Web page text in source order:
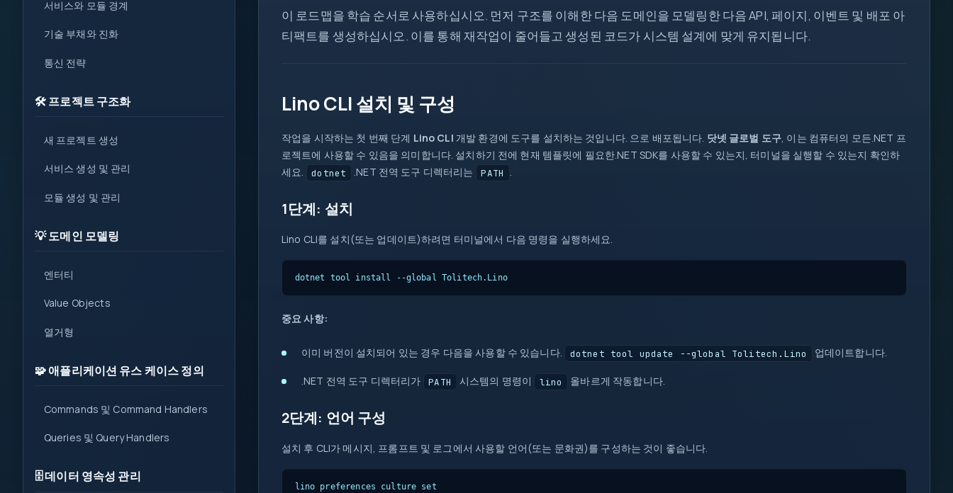
var
?.
Task
id
try
?
await
[]
new
fn
if
log
서비스와 모듈 경계
기술 부채와 진화
통신 전략
🛠️ 프로젝트 구조화
새 프로젝트 생성
서비스 생성 및 관리
모듈 생성 및 관리
💡 도메인 모델링
엔터티
Value Objects
열거형
🧩 애플리케이션 유스 케이스 정의
Commands 및 Command Handlers
Queries 및 Query Handlers
🗄️ 데이터 영속성 관리
이 로드맵을 학습 순서로 사용하십시오. 먼저 구조를 이해한 다음 도메인을 모델링한 다음 API, 페이지, 이벤트 및 배포 아
티팩트를 생성하십시오. 이를 통해 재작업이 줄어들고 생성된 코드가 시스템 설계에 맞게 유지됩니다.
Lino CLI 설치 및 구성
작업을 시작하는 첫 번째 단계 Lino CLI 개발 환경에 도구를 설치하는 것입니다. 으로 배포됩니다. 닷넷 글로벌 도구, 이는 컴퓨터의 모든.NET 프
로젝트에 사용할 수 있음을 의미합니다. 설치하기 전에 현재 템플릿에 필요한.NET SDK를 사용할 수 있는지, 터미널을 실행할 수 있는지 확인하
세요.
dotnet .NET 전역 도구 디렉터리는 PATH .
1단계: 설치
Lino CLI를 설치(또는 업데이트)하려면 터미널에서 다음 명령을 실행하세요.
dotnet tool install --global Tolitech.Lino
중요 사항:
이미 버전이 설치되어 있는 경우 다음을 사용할 수 있습니다. dotnet tool update --global Tolitech.Lino 업데이트합니다.
.NET 전역 도구 디렉터리가 PATH 시스템의 명령이 lino 올바르게 작동합니다.
2단계: 언어 구성
설치 후 CLI가 메시지, 프롬프트 및 로그에서 사용할 언어(또는 문화권)를 구성하는 것이 좋습니다.
lino preferences culture set